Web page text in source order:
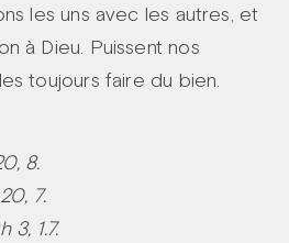
les uns avec les autres, et
à Dieu. Puissent nos
toujours faire du bien.
8.
7.
3, 1.7.